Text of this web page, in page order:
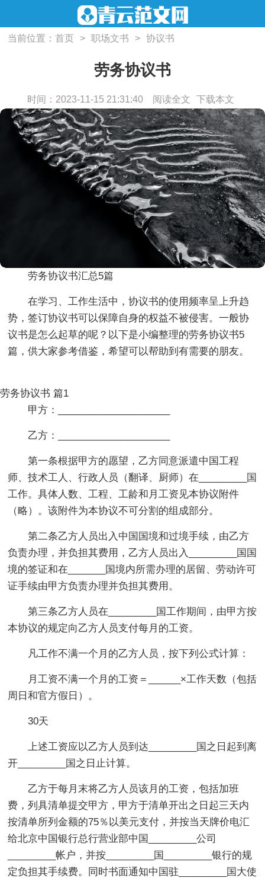
当前位置：首页 > 职场文书 > 协议书
劳务协议书
时间：2023-11-15 21:31:40 阅读全文 下载本文
劳务协议书汇总5篇
在学习、工作生活中，协议书的使用频率呈上升趋
势，签订协议书可以保障自身的权益不被侵害。一般协
议书是怎么起草的呢？以下是小编整理的劳务协议书5
篇，供大家参考借鉴，希望可以帮助到有需要的朋友。
劳务协议书 篇1
甲方：_____________________
乙方：_____________________
第一条根据甲方的愿望，乙方同意派遣中国工程
师、技术工人、行政人员（翻译、厨师）在_________国
工作。具体人数、工程、工龄和月工资见本协议附件
（略）。该附件为本协议不可分割的组成部分。
第二条乙方人员出入中国国境和过境手续，由乙方
负责办理，并负担其费用，乙方人员出入_________国国
境的签证和在_______国境内所需办理的居留、劳动许可
证手续由甲方负责办理并负担其费用。
第三条乙方人员在_________国工作期间，由甲方按
本协议的规定向乙方人员支付每月的工资。
凡工作不满一个月的乙方人员，按下列公式计算：
月工资不满一个月的工资＝______×工作天数（包括
周日和官方假日）。
30天
上述工资应以乙方人员到达_________国之日起到离
开_________国之日止计算。
乙方于每月末将乙方人员该月的工资，包括加班
费，列具清单提交甲方，甲方于清单开出之日起三天内
按清单所列金额的75％以美元支付，并按当天牌价电汇
给北京中国银行总行营业部中国_________公司
_________帐户，并按_________国_________银行的规
定负担其手续费。同时书面通知中国驻_________国大使